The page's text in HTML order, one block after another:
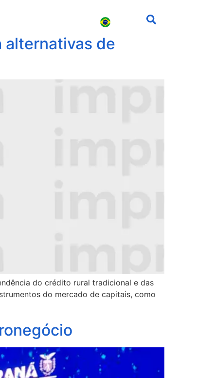
alternativas de
do crédito rural tradicional e das
do mercado de capitais, como